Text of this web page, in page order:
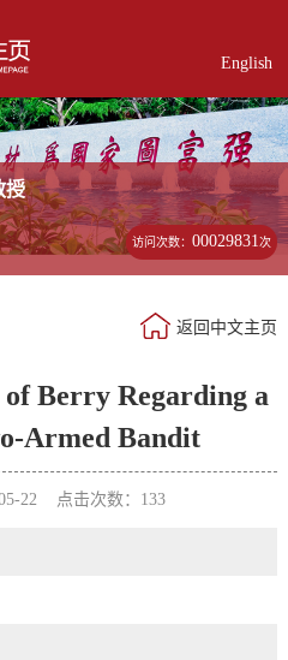
English
授
访问次数：00029831次
返回中文主页
Berry Regarding a
Armed Bandit
22 点击次数： 133